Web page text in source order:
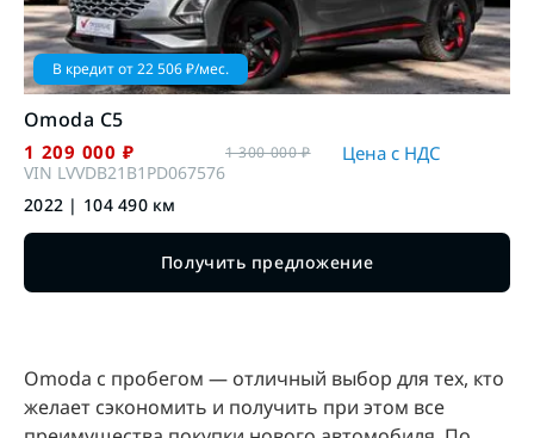
В кредит от22 506₽/мес.
Omoda C5
1 209 000 ₽
VIN LVVDB21B1PD067576
1 300 000₽ Цена с НДС
2022 | 104 490км
Получить предложение
Omoda с пробегом — отличный выбор для тех, кто
желает сэкономить и получить при этом все